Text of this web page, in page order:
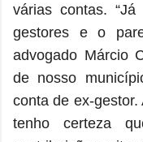
várias contas.
gestores e o
advogado Márcio
de nosso
conta de ex-
tenho certeza